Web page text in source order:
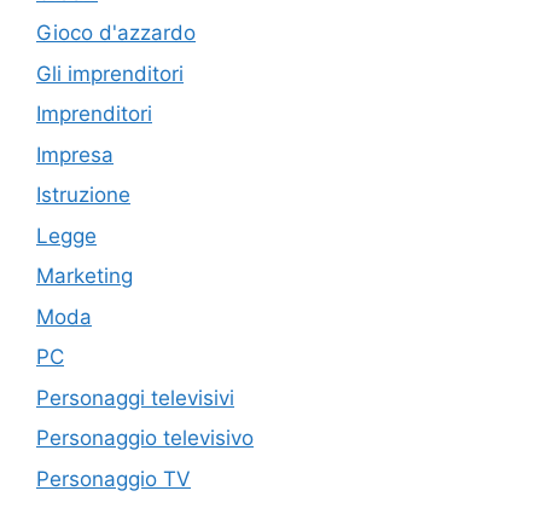
Gioco d'azzardo
Gli imprenditori
Imprenditori
Impresa
Istruzione
Legge
Marketing
Moda
PC
Personaggi televisivi
Personaggio televisivo
Personaggio TV